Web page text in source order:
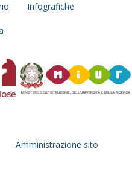
Infografiche
Amministrazione sito